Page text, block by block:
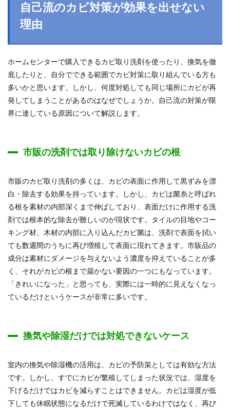
自己流のカビ対策が効果を出せない
理由
ホームセンターで購入できるカビ取り洗剤を使ったり、換気を徹
底したりと、自分でできる範囲でカビ対策に取り組んでいる方も
多いかと思います。しかし、何度対処しても同じ場所にカビが再
発してしまうことがあるのはなぜでしょうか。自己流の対策が限
界に達している原因について解説します。
市販の洗剤では取り除けないカビの根
市販のカビ取り洗剤の多くは、カビの表面に作用して黒ずみを漂
白・除去する効果を持っています。しかし、カビは菌糸と呼ばれ
る根を素材の内部深くまで伸ばしており、表面だけに作用する洗
剤では根本的な除去が難しいのが現状です。タイルの目地やコー
キング材、木材の内部に入り込んだカビ菌は、洗剤で表面を拭い
ても数週間のうちに再び増殖して表面に現れてきます。市販品の
成分は素材にダメージを与えないよう濃度を抑えていることが多
く、それがカビの根まで届かない要因の一つにもなっています。
「きれいになった」と思っても、実際には一時的に見えなくなっ
ているだけというケースが非常に多いです。
換気や除湿だけでは対処できないケース
室内の換気や除湿機の活用は、カビの予防策としては有効な方法
です。しかし、すでにカビが繁殖してしまった状況では、湿度を
下げるだけではカビを減らすことはできません。カビは湿度が低
下しても休眠状態になるだけで死滅しているわけではなく、再び